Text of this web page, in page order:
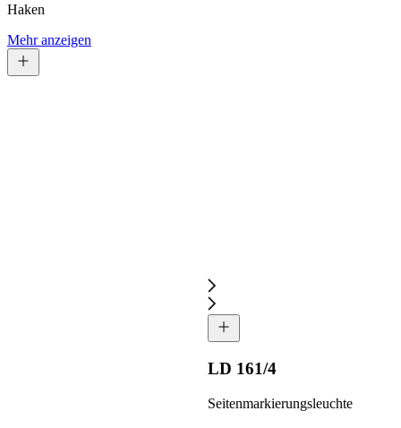
Haken
Mehr anzeigen
LD 161/4
Seitenmarkierungsleuchte